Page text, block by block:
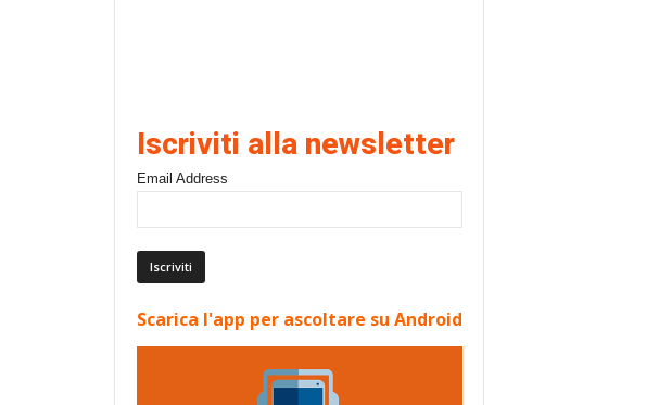
Iscriviti alla newsletter
Email Address
Scarica l'app per ascoltare su Android